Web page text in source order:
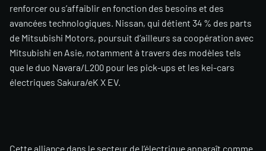
renforcer ou s’affaiblir en fonction des besoins et des
avancées technologiques. Nissan, qui détient 34 % des parts
de Mitsubishi Motors, poursuit d’ailleurs sa coopération avec
Mitsubishi en Asie, notamment à travers des modèles tels
que le duo Navara/L200 pour les pick-ups et les kei-cars
électriques Sakura/eK X EV.
Cette alliance dans le secteur de l’électrique apparaît comme